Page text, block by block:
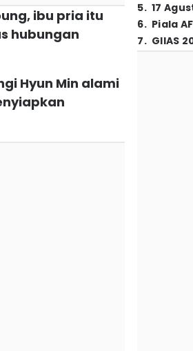
ibu pria itu
hubungan
Hyun Min alami
5. 17
6. Piala
7. GIIAS